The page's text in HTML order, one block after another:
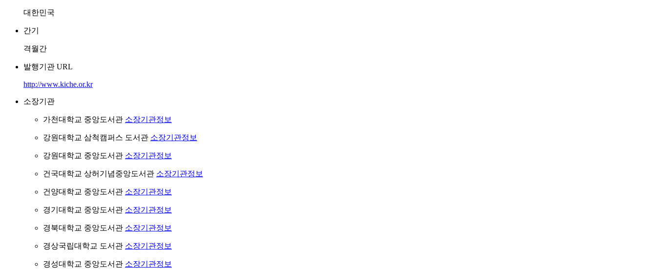
대한민국
간기
격월간
발행기관 URL
http://www.kiche.or.kr
소장기관
가천대학교 중앙도서관 소장기관정보
강원대학교 삼척캠퍼스 도서관 소장기관정보
강원대학교 중앙도서관 소장기관정보
건국대학교 상허기념중앙도서관 소장기관정보
건양대학교 중앙도서관 소장기관정보
경기대학교 중앙도서관 소장기관정보
경북대학교 중앙도서관 소장기관정보
경상국립대학교 도서관 소장기관정보
경성대학교 중앙도서관 소장기관정보